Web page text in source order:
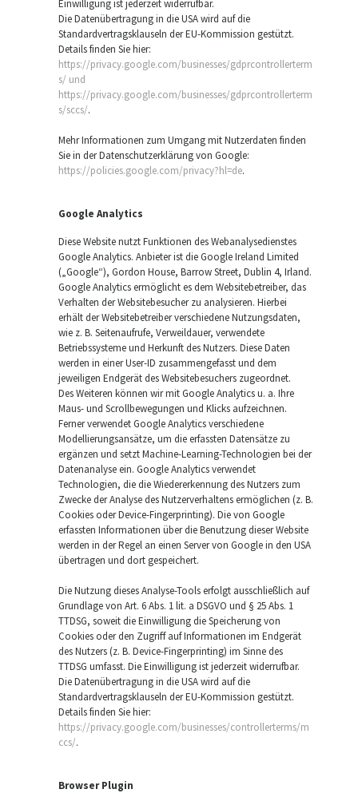
Einwilligung ist jederzeit widerrufbar.
Die Datenübertragung in die USA wird auf die
Standardvertragsklauseln der EU-Kommission gestützt.
Details finden Sie hier:
https://privacy.google.com/businesses/gdprcontrollerterm
s/ und
https://privacy.google.com/businesses/gdprcontrollerterm
s/sccs/.
Mehr Informationen zum Umgang mit Nutzerdaten finden
Sie in der Datenschutzerklärung von Google:
https://policies.google.com/privacy?hl=de.
Google Analytics
Diese Website nutzt Funktionen des Webanalysedienstes
Google Analytics. Anbieter ist die Google Ireland Limited
(„Google“), Gordon House, Barrow Street, Dublin 4, Irland.
Google Analytics ermöglicht es dem Websitebetreiber, das
Verhalten der Websitebesucher zu analysieren. Hierbei
erhält der Websitebetreiber verschiedene Nutzungsdaten,
wie z. B. Seitenaufrufe, Verweildauer, verwendete
Betriebssysteme und Herkunft des Nutzers. Diese Daten
werden in einer User-ID zusammengefasst und dem
jeweiligen Endgerät des Websitebesuchers zugeordnet.
Des Weiteren können wir mit Google Analytics u. a. Ihre
Maus- und Scrollbewegungen und Klicks aufzeichnen.
Ferner verwendet Google Analytics verschiedene
Modellierungsansätze, um die erfassten Datensätze zu
ergänzen und setzt Machine-Learning-Technologien bei der
Datenanalyse ein. Google Analytics verwendet
Technologien, die die Wiedererkennung des Nutzers zum
Zwecke der Analyse des Nutzerverhaltens ermöglichen (z. B.
Cookies oder Device-Fingerprinting). Die von Google
erfassten Informationen über die Benutzung dieser Website
werden in der Regel an einen Server von Google in den USA
übertragen und dort gespeichert.
Die Nutzung dieses Analyse-Tools erfolgt ausschließlich auf
Grundlage von Art. 6 Abs. 1 lit. a DSGVO und § 25 Abs. 1
TTDSG, soweit die Einwilligung die Speicherung von
Cookies oder den Zugriff auf Informationen im Endgerät
des Nutzers (z. B. Device-Fingerprinting) im Sinne des
TTDSG umfasst. Die Einwilligung ist jederzeit widerrufbar.
Die Datenübertragung in die USA wird auf die
Standardvertragsklauseln der EU-Kommission gestützt.
Details finden Sie hier:
https://privacy.google.com/businesses/controllerterms/m
ccs/.
Browser Plugin